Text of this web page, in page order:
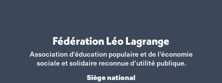
Fédération Léo Lagrange
Association d'éducation populaire et de l'économie
sociale et solidaire reconnue d’utilité publique.
Siège national